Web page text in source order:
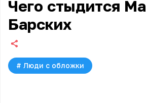
Чего стыдится
Барских
# Люди с обложки